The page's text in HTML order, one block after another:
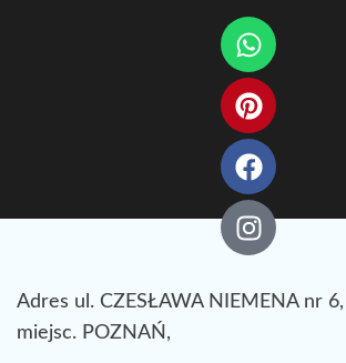
Adres ul. CZESŁAWA NIEMENA nr
miejsc. POZNAŃ,